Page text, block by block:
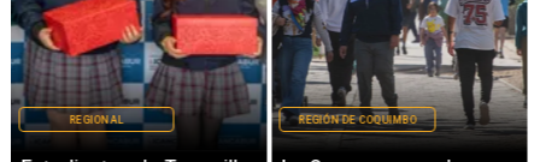
REGIONAL REGIÓN DE COQUIMBO